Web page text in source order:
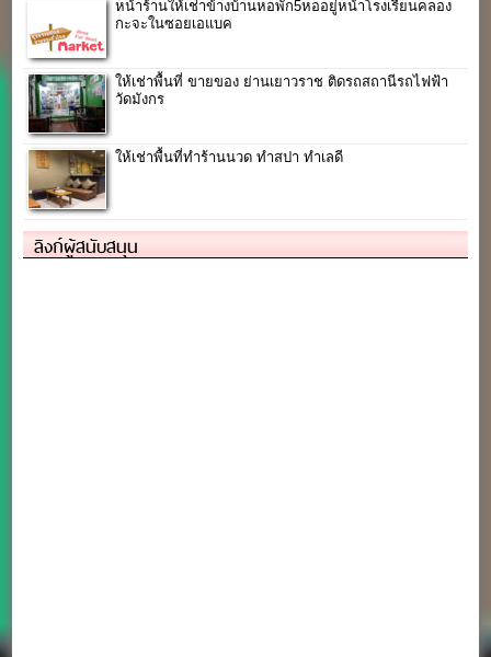
หน้าร้านให้เช่าข้างบ้านหอพัก5หออยู่หน้าโรงเรียนคลอง
กะจะในซอยเอแบค
ให้เช่าพื้นที่ ขายของ ย่านเยาวราช ติดรถสถานีรถไฟฟ้า
วัดมังกร
ให้เช่าพื้นที่ทำร้านนวด ทำสปา ทำเลดี
ลิงก์ผู้สนับสนุน